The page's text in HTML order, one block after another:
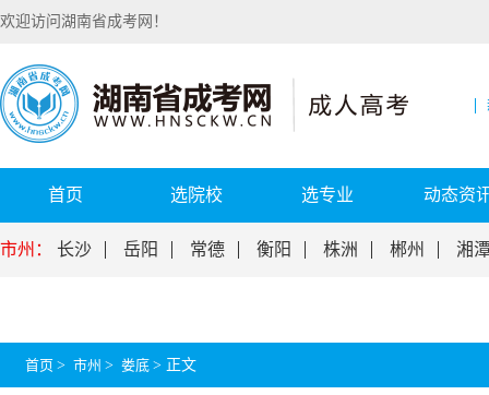
欢迎访问湖南省成考网！
首页 选院校 选专业 动态资
市州： 长沙 岳阳 常德 衡阳 株洲 郴州 湘
首页 > 市州 > 娄底 > 正文